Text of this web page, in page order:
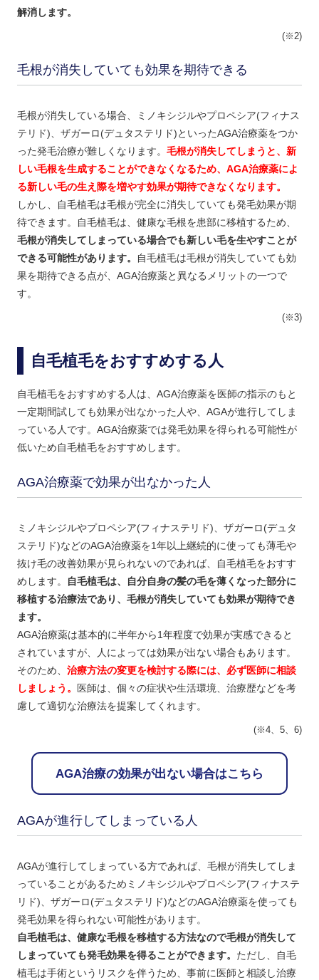
解消します。
(※2)
毛根が消失していても効果を期待できる
毛根が消失している場合、ミノキシジルやプロペシア(フィナス
テリド)、ザガーロ(デュタステリド)といったAGA治療薬をつか
った発毛治療が難しくなります。 毛根が消失してしまうと、新
しい毛根を生成することができなくなるため、AGA治療薬によ
る新しい毛の生え際を増やす効果が期待できなくなります。
しかし、自毛植毛は毛根が完全に消失していても発毛効果が期
待できます。自毛植毛は、健康な毛根を患部に移植するため、
毛根が消失してしまっている場合でも新しい毛を生やすことが
できる可能性があります。
自毛植毛は毛根が消失していても効
果を期待できる点が、AGA治療薬と異なるメリットの一つで
す。
(※3)
自毛植毛をおすすめする人
自毛植毛をおすすめする人は、AGA治療薬を医師の指示のもと
一定期間試しても効果が出なかった人や、AGAが進行してしま
っている人です。AGA治療薬では発毛効果を得られる可能性が
低いため自毛植毛をおすすめします。
AGA治療薬で効果が出なかった人
ミノキシジルやプロペシア(フィナステリド)、ザガーロ(デュタ
ステリド)などのAGA治療薬を1年以上継続的に使っても薄毛や
抜け毛の改善効果が見られないのであれば、自毛植毛をおすす
めします。
自毛植毛は、自分自身の髪の毛を薄くなった部分に
移植する治療法であり、毛根が消失していても効果が期待でき
ます。
AGA治療薬は基本的に半年から1年程度で効果が実感できると
されていますが、人によっては効果が出ない場合もあります。
そのため、 治療方法の変更を検討する際には、必ず医師に相談
しましょう。
医師は、個々の症状や生活環境、治療歴などを考
慮して適切な治療法を提案してくれます。
(※4、5、6)
AGA治療の効果が出ない場合はこちら
AGAが進行してしまっている人
AGAが進行してしまっている方であれば、毛根が消失してしま
っていることがあるためミノキシジルやプロペシア(フィナステ
リド)、ザガーロ(デュタステリド)などのAGA治療薬を使っても
発毛効果を得られない可能性があります。
自毛植毛は、健康な毛根を移植する方法なので毛根が消失して
しまっていても発毛効果を得ることができます。 ただし、自毛
植毛は手術というリスクを伴うため、事前に医師と相談し治療